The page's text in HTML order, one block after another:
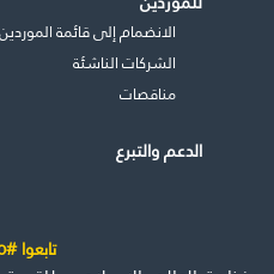
الانضمام إلى قائمة الموردين
الشركات الناشئة
مناقصات
الدعم والتبرع
تابعوا #icesco